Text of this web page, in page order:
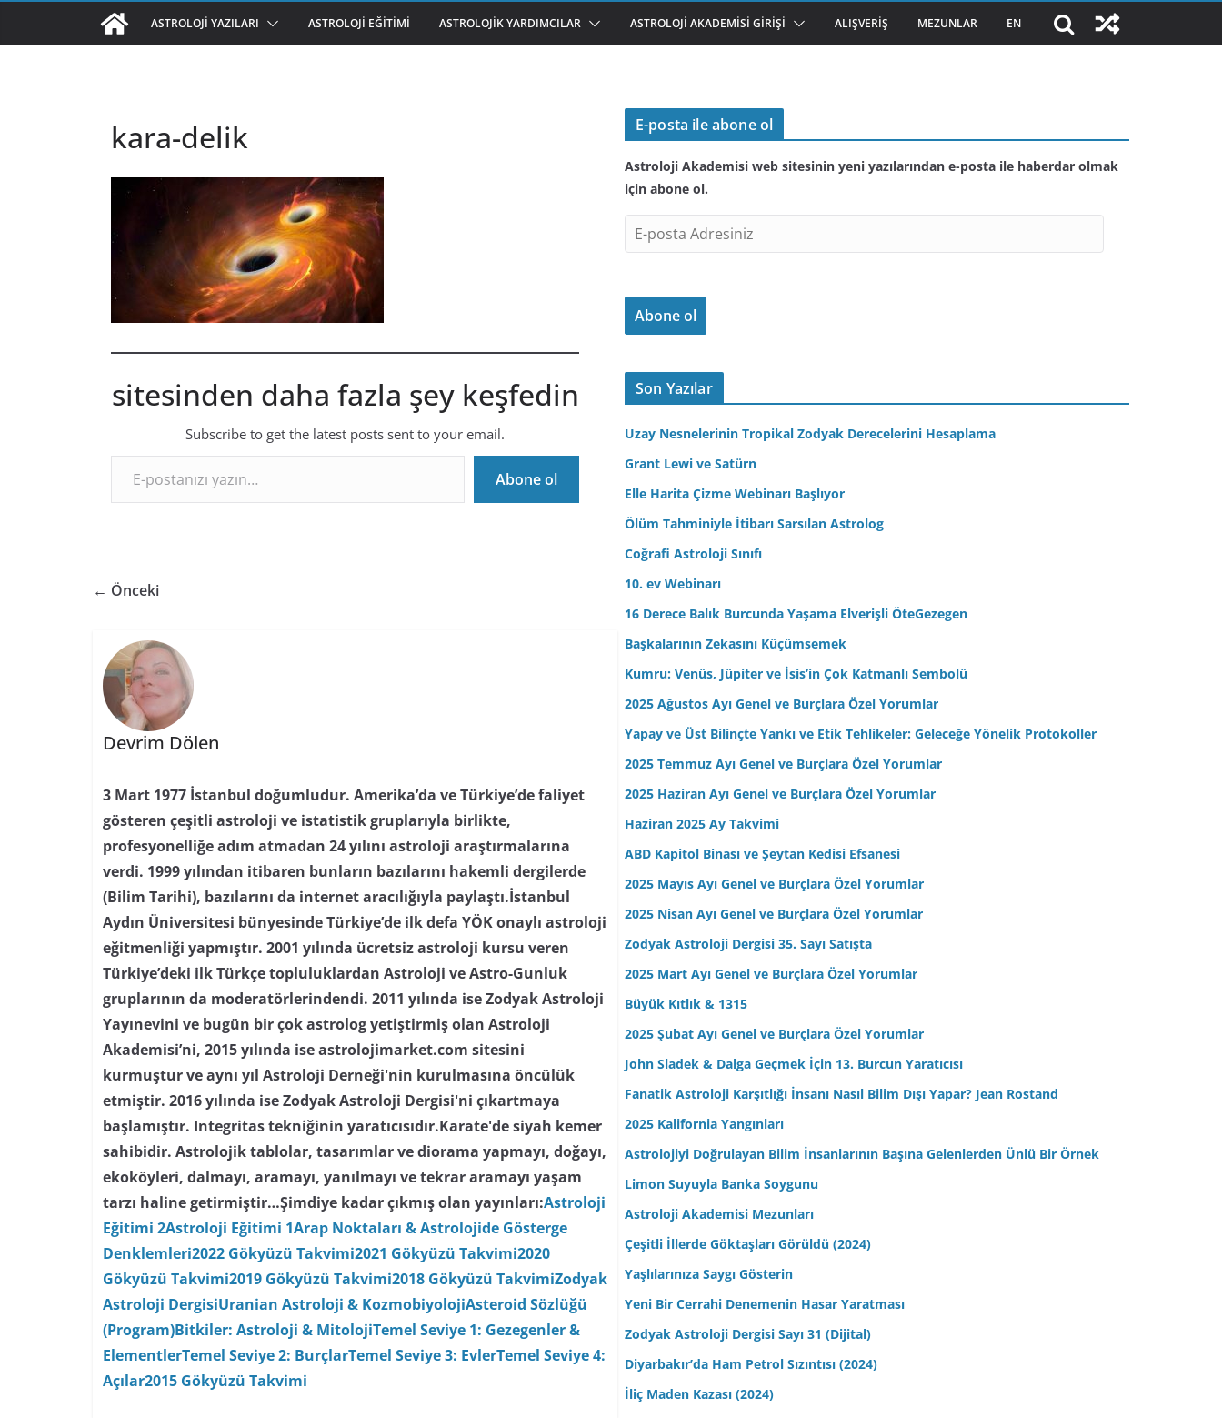
ASTROLOJI YAZILARI ASTROLOJI EĞITIMI ASTROLOJIK YARDIMCILAR ASTROLOJI AKADEMISI GIRIŞI ALIŞVERIŞ MEZUNLAR EN
kara-delik
sitesinden daha fazla şey keşfedin
Subscribe to get the latest posts sent to your email.
E-postanızı yazın…
Abone ol
← Önceki
Devrim Dölen
3 Mart 1977 İstanbul doğumludur. Amerika’da ve Türkiye’de faliyet
gösteren çeşitli astroloji ve istatistik gruplarıyla birlikte,
profesyonelliğe adım atmadan 24 yılını astroloji araştırmalarına
verdi. 1999 yılından itibaren bunların bazılarını hakemli dergilerde
(Bilim Tarihi), bazılarını da internet aracılığıyla paylaştı.İstanbul
Aydın Üniversitesi bünyesinde Türkiye’de ilk defa YÖK onaylı astroloji
eğitmenliği yapmıştır. 2001 yılında ücretsiz astroloji kursu veren
Türkiye’deki ilk Türkçe topluluklardan Astroloji ve Astro-Gunluk
gruplarının da moderatörlerindendi. 2011 yılında ise Zodyak Astroloji
Yayınevini ve bugün bir çok astrolog yetiştirmiş olan Astroloji
Akademisi’ni, 2015 yılında ise astrolojimarket.com sitesini
kurmuştur ve aynı yıl Astroloji Derneği'nin kurulmasına öncülük
etmiştir. 2016 yılında ise Zodyak Astroloji Dergisi'ni çıkartmaya
başlamıştır. Integritas tekniğinin yaratıcısıdır.Karate'de siyah kemer
sahibidir. Astrolojik tablolar, tasarımlar ve diorama yapmayı, doğayı,
ekoköyleri, dalmayı, aramayı, yanılmayı ve tekrar aramayı yaşam
tarzı haline getirmiştir…Şimdiye kadar çıkmış olan yayınları:Astroloji
Eğitimi 2Astroloji Eğitimi 1Arap Noktaları & Astrolojide Gösterge
Denklemleri2022 Gökyüzü Takvimi2021 Gökyüzü Takvimi2020
Gökyüzü Takvimi2019 Gökyüzü Takvimi2018 Gökyüzü TakvimiZodyak
Astroloji DergisiUranian Astroloji & KozmobiyolojiAsteroid Sözlüğü
(Program)Bitkiler: Astroloji & MitolojiTemel Seviye 1: Gezegenler &
ElementlerTemel Seviye 2: BurçlarTemel Seviye 3: EvlerTemel Seviye 4:
Açılar2015 Gökyüzü Takvimi
E-posta ile abone ol
Astroloji Akademisi web sitesinin yeni yazılarından e-posta ile haberdar olmak
için abone ol.
-
o
t
d
r
i
n
Abone ol
Son Yazılar
Uzay Nesnelerinin Tropikal Zodyak Derecelerini Hesaplama
Grant Lewi ve Satürn
Elle Harita Çizme Webinarı Başlıyor
Ölüm Tahminiyle İtibarı Sarsılan Astrolog
Coğrafi Astroloji Sınıfı
10. ev Webinarı
16 Derece Balık Burcunda Yaşama Elverişli ÖteGezegen
Başkalarının Zekasını Küçümsemek
Kumru: Venüs, Jüpiter ve İsis’in Çok Katmanlı Sembolü
2025 Ağustos Ayı Genel ve Burçlara Özel Yorumlar
Yapay ve Üst Bilinçte Yankı ve Etik Tehlikeler: Geleceğe Yönelik Protokoller
2025 Temmuz Ayı Genel ve Burçlara Özel Yorumlar
2025 Haziran Ayı Genel ve Burçlara Özel Yorumlar
Haziran 2025 Ay Takvimi
ABD Kapitol Binası ve Şeytan Kedisi Efsanesi
2025 Mayıs Ayı Genel ve Burçlara Özel Yorumlar
2025 Nisan Ayı Genel ve Burçlara Özel Yorumlar
Zodyak Astroloji Dergisi 35. Sayı Satışta
2025 Mart Ayı Genel ve Burçlara Özel Yorumlar
Büyük Kıtlık & 1315
2025 Şubat Ayı Genel ve Burçlara Özel Yorumlar
John Sladek & Dalga Geçmek İçin 13. Burcun Yaratıcısı
Fanatik Astroloji Karşıtlığı İnsanı Nasıl Bilim Dışı Yapar? Jean Rostand
2025 Kalifornia Yangınları
Astrolojiyi Doğrulayan Bilim İnsanlarının Başına Gelenlerden Ünlü Bir Örnek
Limon Suyuyla Banka Soygunu
Astroloji Akademisi Mezunları
Çeşitli İllerde Göktaşları Görüldü (2024)
Yaşlılarınıza Saygı Gösterin
Yeni Bir Cerrahi Denemenin Hasar Yaratması
Zodyak Astroloji Dergisi Sayı 31 (Dijital)
Diyarbakır’da Ham Petrol Sızıntısı (2024)
İliç Maden Kazası (2024)